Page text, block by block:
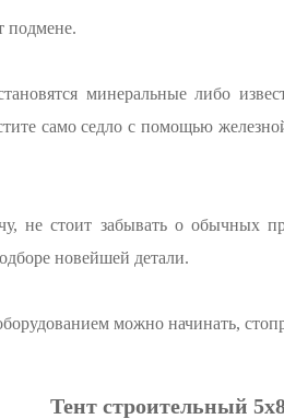
подмене.
минеральные либо
само седло с помощью
не стоит забывать о обычных
новейшей детали.
можно начинать,
Тент строительный